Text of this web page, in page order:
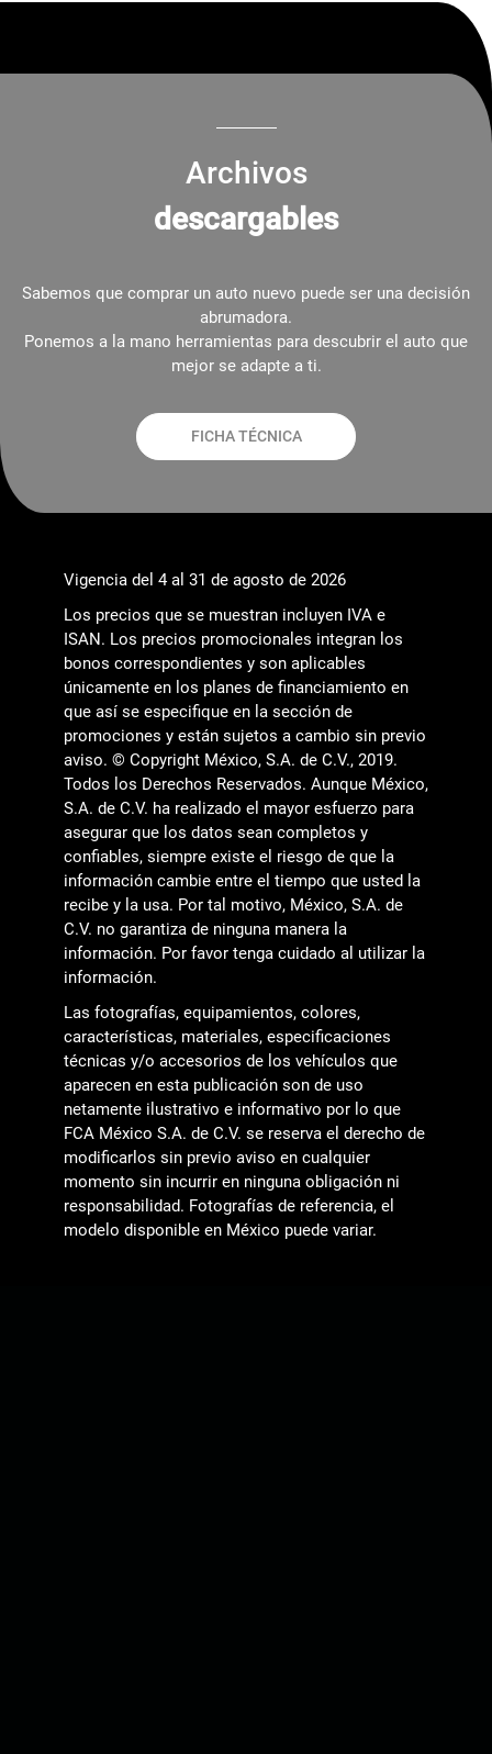
Archivos
descargables
Sabemos que comprar un auto nuevo puede ser una decisión
abrumadora.
Ponemos a la mano herramientas para descubrir el auto que
mejor se adapte a ti.
FICHA TÉCNICA
Vigencia del 4 al 31 de agosto de 2026
Los precios que se muestran incluyen IVA e
ISAN. Los precios promocionales integran los
bonos correspondientes y son aplicables
únicamente en los planes de financiamiento en
que así se especifique en la sección de
promociones y están sujetos a cambio sin previo
aviso. © Copyright México, S.A. de C.V., 2019.
Todos los Derechos Reservados. Aunque México,
S.A. de C.V. ha realizado el mayor esfuerzo para
asegurar que los datos sean completos y
confiables, siempre existe el riesgo de que la
información cambie entre el tiempo que usted la
recibe y la usa. Por tal motivo, México, S.A. de
C.V. no garantiza de ninguna manera la
información. Por favor tenga cuidado al utilizar la
información.
Las fotografías, equipamientos, colores,
características, materiales, especificaciones
técnicas y/o accesorios de los vehículos que
aparecen en esta publicación son de uso
netamente ilustrativo e informativo por lo que
FCA México S.A. de C.V. se reserva el derecho de
modificarlos sin previo aviso en cualquier
momento sin incurrir en ninguna obligación ni
responsabilidad. Fotografías de referencia, el
modelo disponible en México puede variar.